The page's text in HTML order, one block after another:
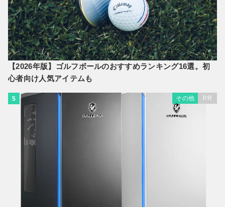
【2026年版】ゴルフボールのおすすめランキング16選。初
心者向け人気アイテムも
5 その他 PR